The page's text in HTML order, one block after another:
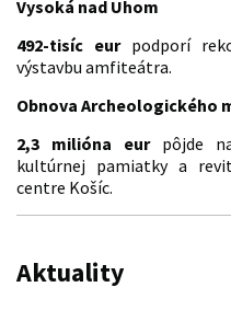
Vysoká nad Uhom
492-tisíc eurpodporí
výstavbu amfiteátra.
Obnova Archeologického
2,3 milióna eurpôjde na
kultúrnej pamiatky a
centre Košíc.
Aktuality